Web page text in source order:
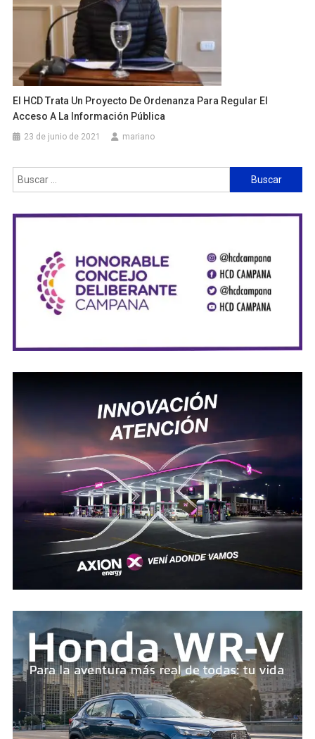
El HCD Trata Un Proyecto De Ordenanza Para Regular El
Acceso A La Información Pública
23 de junio de 2021 mariano
Buscar: